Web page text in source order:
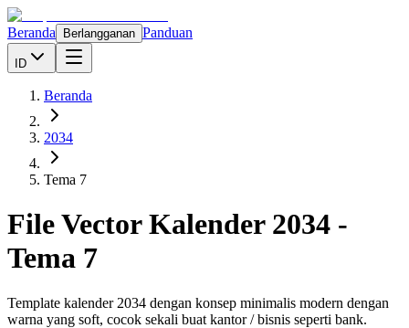
Beranda Berlangganan Panduan
ID
Beranda
2034
Tema 7
File Vector Kalender 2034 -
Tema 7
Template kalender 2034 dengan konsep minimalis modern dengan
warna yang soft, cocok sekali buat kantor / bisnis seperti bank.